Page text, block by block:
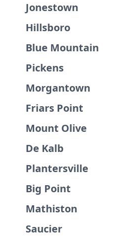
Jonestown
Hillsboro
Blue Mountain
Pickens
Morgantown
Friars Point
Mount Olive
De Kalb
Plantersville
Big Point
Mathiston
Saucier